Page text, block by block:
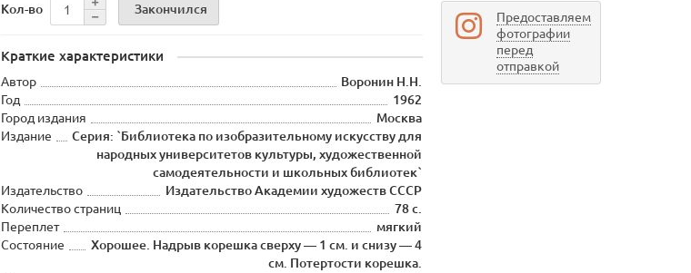
Кол-во Закончился
Краткие характеристики
Автор
Воронин Н.Н.
Год
1962
Город издания
Москва
Издание
Серия: `Библиотека по изобразительному искусству для
народных университетов культуры, художественной
самодеятельности и школьных библиотек`
Издательство
Издательство Академии художеств СССР
Количество страниц
78 с.
Переплет
мягкий
Состояние
Хорошее. Надрыв корешка сверху — 1 см. и снизу — 4
см. Потертости корешка.
Предоставляем
фотографии
перед
отправкой